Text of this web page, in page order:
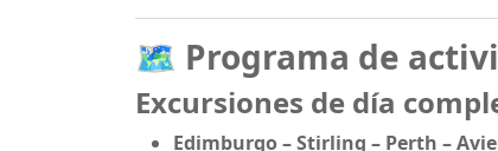
🗺️ Programa de
Excursiones de día
Edimburgo – Stirling – Perth –